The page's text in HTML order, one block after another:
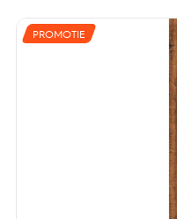
PROMOTIE